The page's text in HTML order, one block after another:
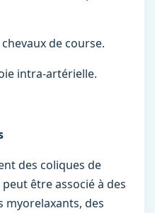
de course.
intra-artérielle.
des coliques de
peut être associé à des
myorelaxants, des